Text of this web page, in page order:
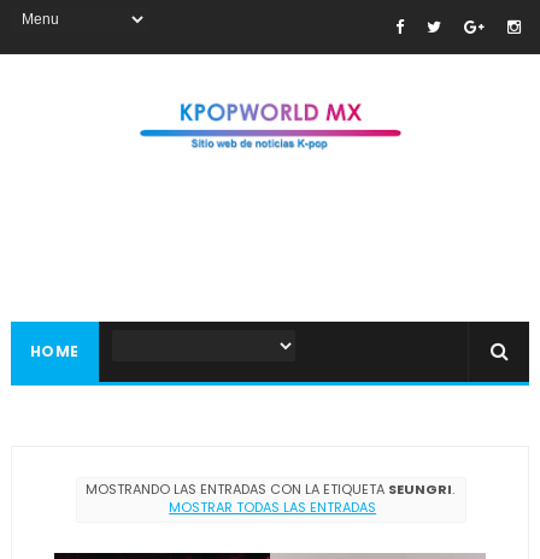
HOME
MOSTRANDO LAS ENTRADAS CON LA ETIQUETA SEUNGRI.
MOSTRAR TODAS LAS ENTRADAS